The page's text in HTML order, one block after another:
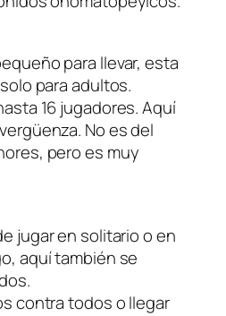
para llevar, esta
para adultos.
16 jugadores. Aquí
No es del
pero es muy
jugar en solitario o en
aquí también se
contra todos o llegar